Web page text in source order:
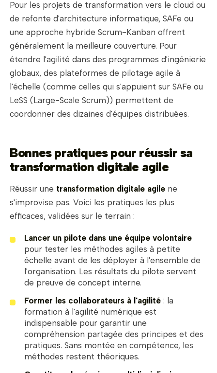
Pour les projets de transformation vers le cloud ou
de refonte d'architecture informatique, SAFe ou
une approche hybride Scrum-Kanban offrent
généralement la meilleure couverture. Pour
étendre l'agilité dans des programmes d'ingénierie
globaux, des plateformes de pilotage agile à
l'échelle (comme celles qui s'appuient sur SAFe ou
LeSS (Large-Scale Scrum)) permettent de
coordonner des dizaines d'équipes distribuées.
Bonnes pratiques pour réussir sa
transformation digitale agile
Réussir une transformation digitale agile ne
s'improvise pas. Voici les pratiques les plus
efficaces, validées sur le terrain :
Lancer un pilote dans une équipe volontaire
pour tester les méthodes agiles à petite
échelle avant de les déployer à l'ensemble de
l'organisation. Les résultats du pilote servent
de preuve de concept interne.
Former les collaborateurs à l'agilité : la
formation à l'agilité numérique est
indispensable pour garantir une
compréhension partagée des principes et des
pratiques. Sans montée en compétence, les
méthodes restent théoriques.